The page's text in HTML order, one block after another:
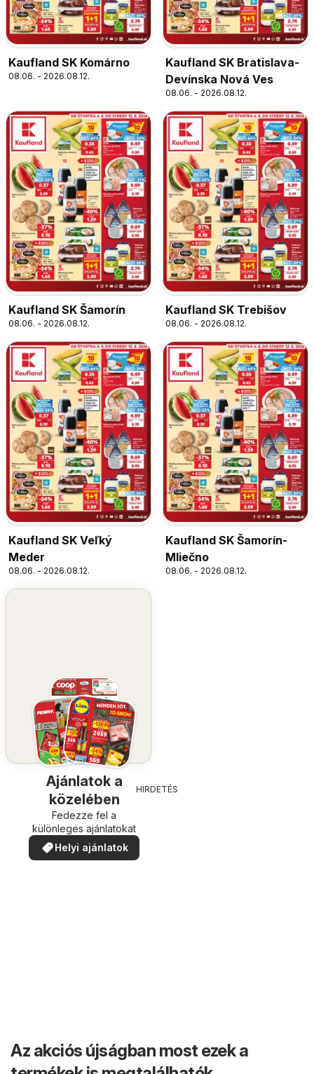
Kaufland SK Komárno
08.06. - 2026.08.12.
Kaufland SK Bratislava-
Devínska Nová Ves
08.06. - 2026.08.12.
Kaufland SK Šamorín
08.06. - 2026.08.12.
Kaufland SK Trebišov
08.06. - 2026.08.12.
Kaufland SK Veľký
Meder
08.06. - 2026.08.12.
Kaufland SK Šamorín-
Mliečno
08.06. - 2026.08.12.
Ajánlatok a
közelében
Fedezze fel a
különleges ajánlatokat
Helyi ajánlatok
HIRDETÉS
Az akciós újságban most ezek a